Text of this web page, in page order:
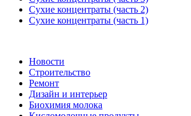
Сухие концентраты (часть 2)
Сухие концентраты (часть 1)
Новости
Строительство
Ремонт
Дизайн и интерьер
Биохимия молока